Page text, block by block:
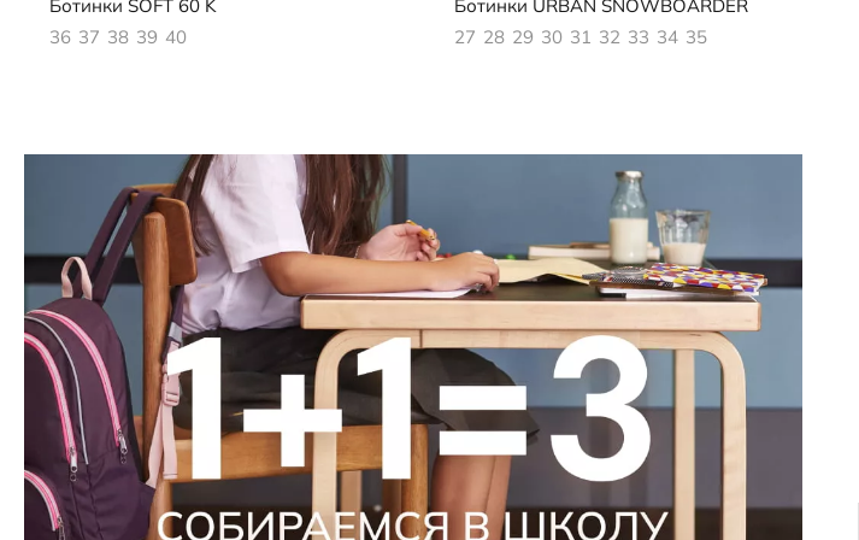
Ботинки SOFT 60 K
36 37 38 39 40
Ботинки URBAN SNOWBOARDER
27 28 29 30 31 32 33 34 35